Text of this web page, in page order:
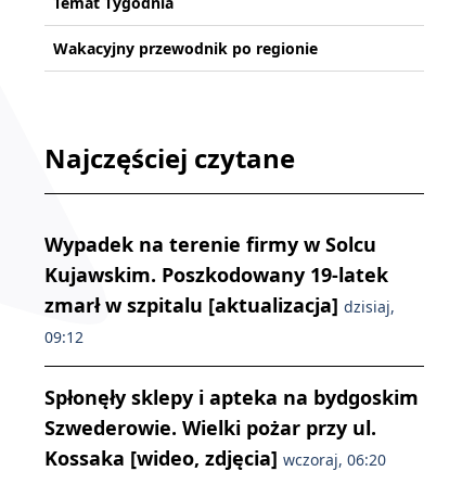
Wakacyjny przewodnik po regionie
Najczęściej czytane
Wypadek na terenie firmy w Solcu
Kujawskim. Poszkodowany 19-latek
zmarł w szpitalu [aktualizacja] dzisiaj,
09:12
Spłonęły sklepy i apteka na bydgoskim
Szwederowie. Wielki pożar przy ul.
Kossaka [wideo, zdjęcia] wczoraj, 06:20